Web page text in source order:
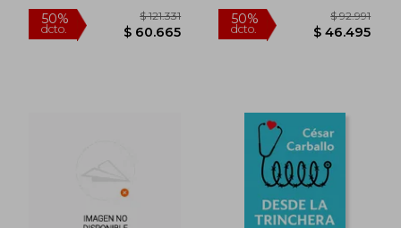
50%
dcto.
$ 84.481 50%
dcto.
$